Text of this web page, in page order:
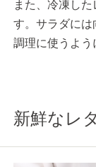
また、冷凍し
す。サラダに
調理に使うよう
新鮮なレ